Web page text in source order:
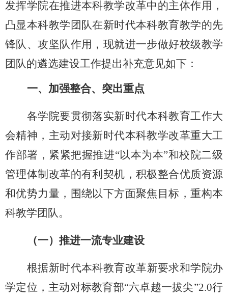
发挥学院在推进本科教学改革中的主体作用，
凸显本科教学团队在新时代本科教育教学的先
锋队、攻坚队作用，现就进一步做好校级教学
团队的遴选建设工作提出补充意见如下：
一、 加强整合、突出重点
各学院要贯彻落实新时代本科教育工作大
会精神，主动对接新时代本科教学改革重大工
作部署，紧紧把握推进“以本为本”和校院二级
管理体制改革的有利契机，积极整合优质资源
和优势力量，围绕以下方面聚焦目标，重构本
科教学团队。
（一）推进一流专业建设
根据新时代本科教育改革新要求和学院办
学定位，主动对标教育部“六卓越一拔尖”2.0行